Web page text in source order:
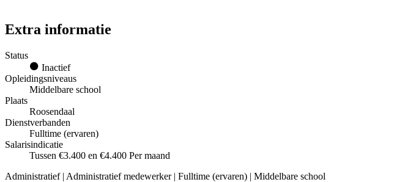
Extra informatie
Status
Inactief
Opleidingsniveaus
Middelbare school
Plaats
Roosendaal
Dienstverbanden
Fulltime (ervaren)
Salarisindicatie
Tussen €3.400 en €4.400 Per maand
Administratief | Administratief medewerker | Fulltime (ervaren) | Middelbare school